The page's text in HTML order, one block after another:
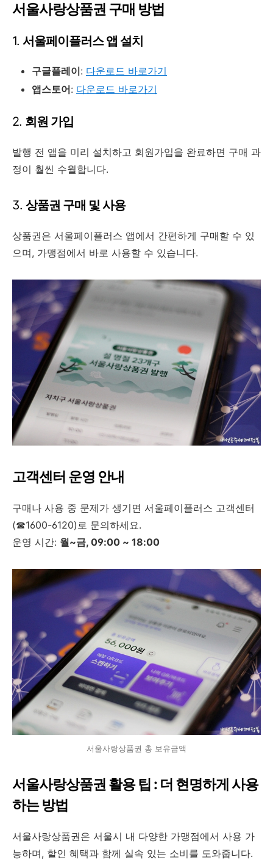
서울사랑상품권 구매 방법
1. 서울페이플러스 앱 설치
구글플레이: 다운로드 바로가기
앱스토어: 다운로드 바로가기
2. 회원 가입
발행 전 앱을 미리 설치하고 회원가입을 완료하면 구매 과
정이 훨씬 수월합니다.
3. 상품권 구매 및 사용
상품권은 서울페이플러스 앱에서 간편하게 구매할 수 있
으며, 가맹점에서 바로 사용할 수 있습니다.
고객센터 운영 안내
구매나 사용 중 문제가 생기면 서울페이플러스 고객센터
(☎1600-6120)로 문의하세요.
운영 시간: 월~금, 09:00 ~ 18:00
서울사랑상품권 총 보유금액
서울사랑상품권 활용 팁 : 더 현명하게 사용
하는 방법
서울사랑상품권은 서울시 내 다양한 가맹점에서 사용 가
능하며, 할인 혜택과 함께 실속 있는 소비를 도와줍니다.